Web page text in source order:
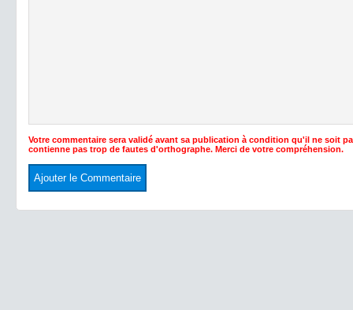
Votre commentaire sera validé avant sa publication à condition qu'il ne soit
contienne pas trop de fautes d'orthographe. Merci de votre compréhension.